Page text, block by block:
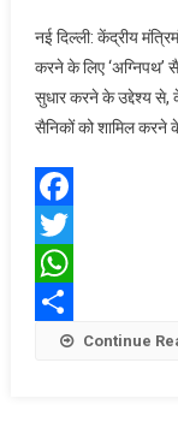
नई दिल्ली: केंद्रीय
करने के लिए ‘अग्निपथ’
सुधार करने के उद्देश्य से,
सैनिकों को शामिल करने
Facebook
Twitter
WhatsApp
Share Continue